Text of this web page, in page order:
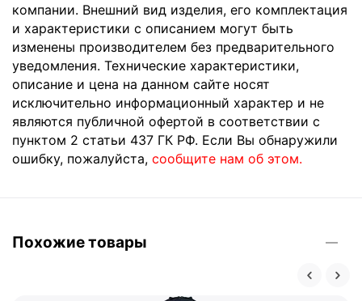
компании. Внешний вид изделия, его комплектация
и характеристики с описанием могут быть
изменены производителем без предварительного
уведомления. Технические характеристики,
описание и цена на данном сайте носят
исключительно информационный характер и не
являются публичной офертой в соответствии с
пунктом 2 статьи 437 ГК РФ. Если Вы обнаружили
ошибку, пожалуйста, сообщите нам об этом.
Похожие товары